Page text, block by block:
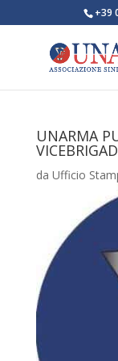
+39
UNARMA
da Ufficio